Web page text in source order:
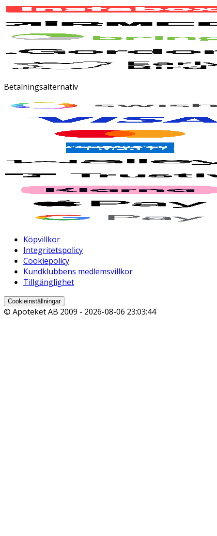
Betalningsalternativ
Köpvillkor
Integritetspolicy
Cookiepolicy
Kundklubbens medlemsvillkor
Tillgänglighet
Cookieinställningar
© Apoteket AB 2009 - 2026-08-06 23:03:44